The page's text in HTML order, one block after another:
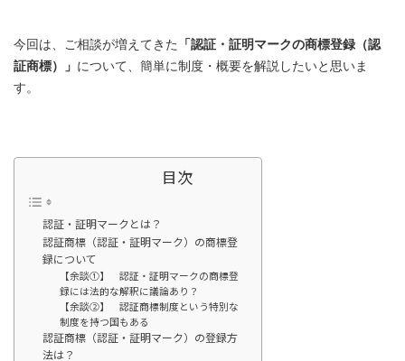
今回は、ご相談が増えてきた
「認証・証明マークの商標登録（認
証商標）」 について、簡単に制度・概要を解説したいと思いま
す。
目次
認証・証明マークとは？
認証商標（認証・証明マーク）の商標登
録について
【余談①】 認証・証明マークの商標登
録には法的な解釈に議論あり？
【余談②】 認証商標制度という特別な
制度を持つ国もある
認証商標（認証・証明マーク）の登録方
法は？